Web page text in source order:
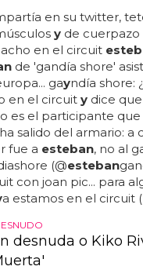
en su twitter,
yde cuerpazo
en el circuit
de 'gandía shore'
gayndía shore:
en el circuit ydice que
es el participante
salido del armario: a
fue a esteban, no al
(@esteban
con joan pic... para
a estamos en el circuit
desnuda o Kiko